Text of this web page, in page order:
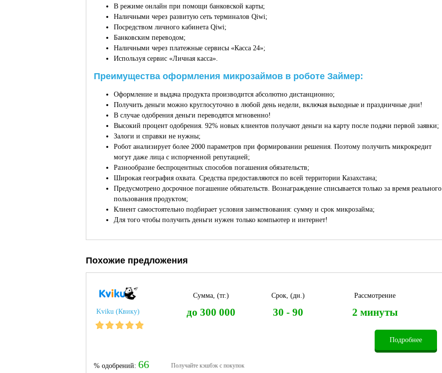
В режиме онлайн при помощи банковской карты;
Наличными через развитую сеть терминалов Qiwi;
Посредством личного кабинета Qiwi;
Банковским переводом;
Наличными через платежные сервисы «Касса 24»;
Используя сервис «Личная касса».
Преимущества оформления микрозаймов в роботе Займер:
Оформление и выдача продукта производится абсолютно дистанционно;
Получить деньги можно круглосуточно в любой день недели, включая выходные и праздничные дни!
В случае одобрения деньги переводятся мгновенно!
Высокий процент одобрения. 92% новых клиентов получают деньги на карту после подачи первой заявки;
Залоги и справки не нужны;
Робот анализирует более 2000 параметров при формировании решения. Поэтому получить микрокредит
могут даже лица с испорченной репутацией;
Разнообразие беспроцентных способов погашения обязательств;
Широкая география охвата. Средства предоставляются по всей территории Казахстана;
Предусмотрено досрочное погашение обязательств. Вознаграждение списывается только за время реального
пользования продуктом;
Клиент самостоятельно подбирает условия заимствования: сумму и срок микрозайма;
Для того чтобы получить деньги нужен только компьютер и интернет!
Похожие предложения
Kviku (Квику)
% одобрений: 66
Сумма, (тг.)
до 300 000
Срок, (дн.)
30 - 90
Рассмотрение
2 минуты
Получайте кэшбэк с покупок
Подробнее